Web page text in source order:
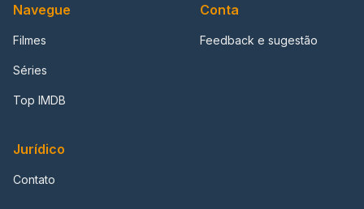
Navegue
Filmes
Séries
Top IMDB
Conta
Feedback e sugestão
Jurídico
Contato